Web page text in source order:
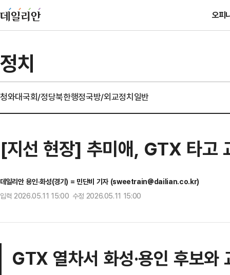
오피
정치
청와대국회/정당북한행정국방/외교정치일반
[지선 현장] 추미애, GTX 타고
데일리안 용인·화성(경기) = 민단비 기자 (sweetrain@dailian.co.kr)
입력 2026.05.11 15:00 수정 2026.05.11 15:00
GTX 열차서 화성·용인 후보와